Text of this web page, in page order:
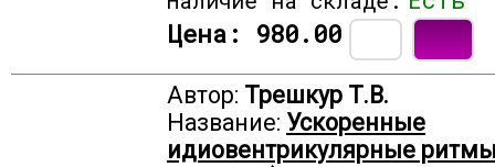
Цена: 980.00
Автор: Трешкур Т.В.
Название: Ускоренные
идиовентрикулярные